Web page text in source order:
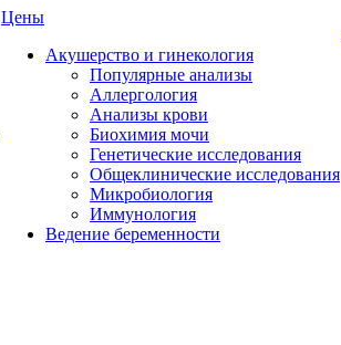
Цены
Акушерство и гинекология
Популярные анализы
Аллергология
Анализы крови
Биохимия мочи
Генетические исследования
Общеклинические исследования
Микробиология
Иммунология
Ведение беременности